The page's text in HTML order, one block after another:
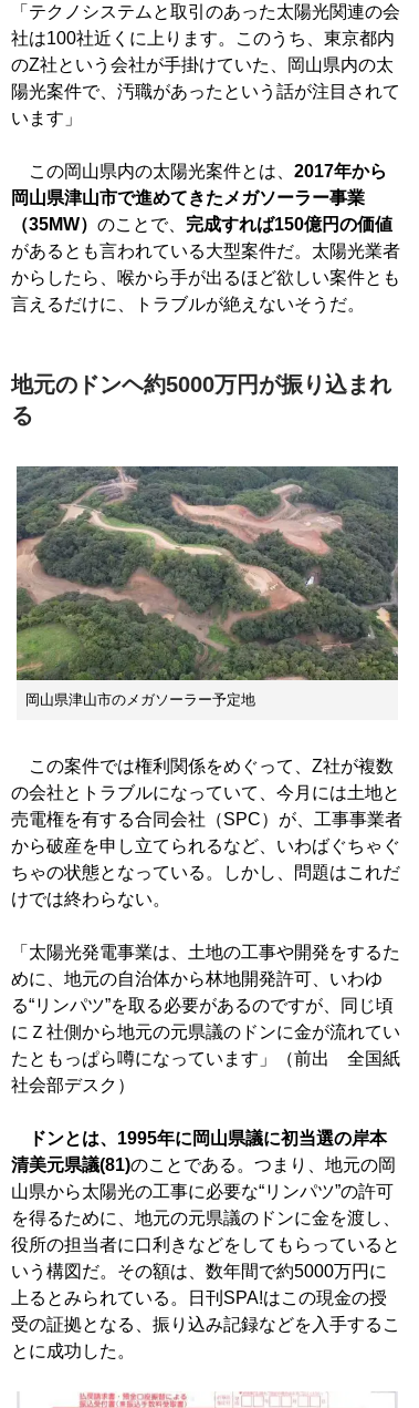
「テクノシステムと取引のあった太陽光関連の会
社は100社近くに上ります。このうち、東京都内
のZ社という会社が手掛けていた、岡山県内の太
陽光案件で、汚職があったという話が注目されて
います」
この岡山県内の太陽光案件とは、 2017年から
岡山県津山市で進めてきたメガソーラー事業
（35MW） のことで、 完成すれば150億円の価値
があるとも言われている大型案件だ。太陽光業者
からしたら、喉から手が出るほど欲しい案件とも
言えるだけに、トラブルが絶えないそうだ。
地元のドンヘ約5000万円が振り込まれ
る
岡山県津山市のメガソーラー予定地
この案件では権利関係をめぐって、Z社が複数
の会社とトラブルになっていて、今月には土地と
売電権を有する合同会社（SPC）が、工事事業者
から破産を申し立てられるなど、いわばぐちゃぐ
ちゃの状態となっている。しかし、問題はこれだ
けでは終わらない。
「太陽光発電事業は、土地の工事や開発をするた
めに、地元の自治体から林地開発許可、いわゆ
る“リンパツ”を取る必要があるのですが、同じ頃
にＺ社側から地元の元県議のドンに金が流れてい
たともっぱら噂になっています」（前出 全国紙
社会部デスク）
ドンとは、1995年に岡山県議に初当選の岸本
清美元県議(81)のことである。つまり、地元の岡
山県から太陽光の工事に必要な“リンパツ”の許可
を得るために、地元の元県議のドンに金を渡し、
役所の担当者に口利きなどをしてもらっていると
いう構図だ。その額は、数年間で約5000万円に
上るとみられている。日刊SPA!はこの現金の授
受の証拠となる、振り込み記録などを入手するこ
とに成功した。